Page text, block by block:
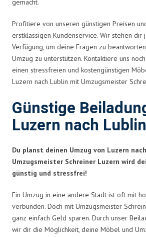
gemacht.
Profitiere von unseren günstigen Preisen
erstklassigen Kundenservice. Wir stehen
Verfügung, um deine Fragen zu
Umzug zu unterstützen. Kontaktiere uns
einen stressfreien und kostengünstigen
Luzern nach Lublin mit Umzugsmeister
Günstige
Luzern nach Lublin
Du planst deinen Umzug von Luzern
Umzugsmeister Schreiner Luzern wird
günstig und stressfrei!
Ein Umzug in eine andere Stadt ist oft mit
verbunden. Doch mit Umzugsmeister
ganz einfach Geld sparen. Durch unser
wir dir die Möglichkeit, deine Möbel und